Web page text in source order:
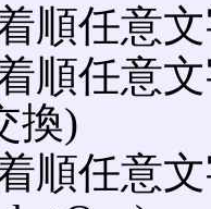
順任意
順任意文
換)
順任意文